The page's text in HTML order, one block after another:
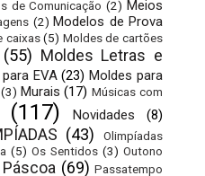
de Comunicação (2) Meios
(2) Modelos de Prova
caixas (5) Moldes de cartões
(55) Moldes Letras e
EVA (23) Moldes para
(3) Murais (17) Músicas com
(117) Novidades (8)
(43)
Olimpíadas
(5) Os Sentidos (3) Outono
Páscoa (69) Passatempo